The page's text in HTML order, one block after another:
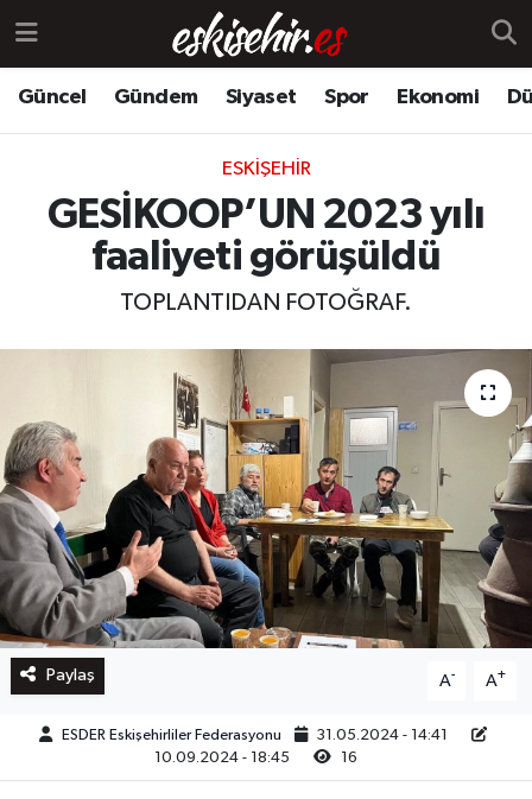
Güncel Gündem Siyaset Spor Ekonomi
ESKIŞEHIR
GESİKOOP’UN 2023 yılı
faaliyeti görüşüldü
TOPLANTIDAN FOTOĞRAF.
Paylaş A- A+
ESDER Eskişehirliler Federasyonu
31.05.2024 - 14:41
10.09.2024 - 18:45
16